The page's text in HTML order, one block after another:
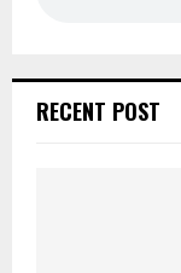
RECENT POST